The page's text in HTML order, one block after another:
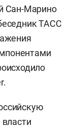
Сан-Марино
ТАСС